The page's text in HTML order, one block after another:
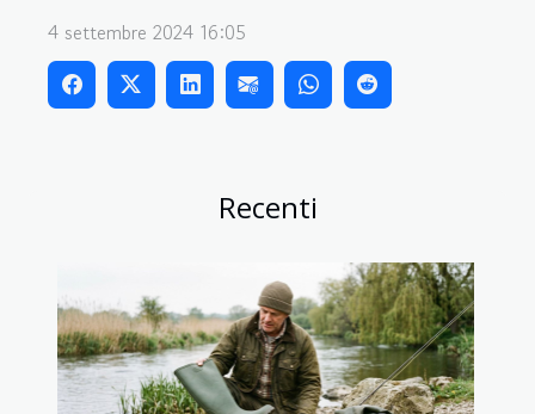
Recenti
4 settembre 2024 16:05